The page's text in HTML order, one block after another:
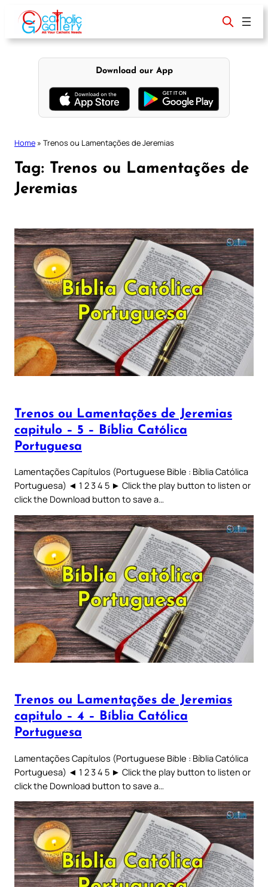
content
Download our App
Home » Trenos ou Lamentações de Jeremias
Tag: Trenos ou Lamentações de
Jeremias
Trenos ou Lamentações de Jeremias
capitulo – 5 – Bíblia Católica
Portuguesa
Lamentações Capítulos (Portuguese Bible : Bíblia Católica
Portuguesa) ◄ 1 2 3 4 5 ► Click the play button to listen or
click the Download button to save a…
Trenos ou Lamentações de Jeremias
capitulo – 4 – Bíblia Católica
Portuguesa
Lamentações Capítulos (Portuguese Bible : Bíblia Católica
Portuguesa) ◄ 1 2 3 4 5 ► Click the play button to listen or
click the Download button to save a…